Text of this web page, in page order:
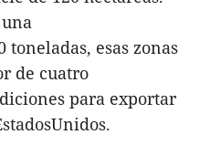
esas zonas
de cuatro
para exportar